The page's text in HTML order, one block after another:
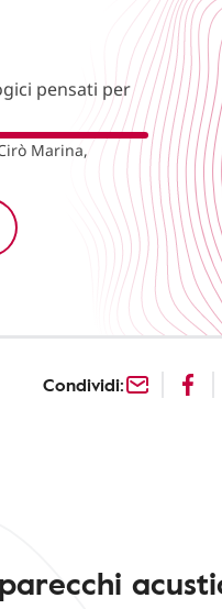
pensati per
Marina,
Condividi: